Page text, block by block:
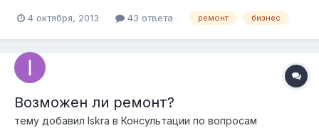
ли зарабатывать на ремонте окон?
4 октября, 2013 43 ответа ремонт бизнес
Возможен ли ремонт?
тему добавил Iskra в Консультации по вопросам